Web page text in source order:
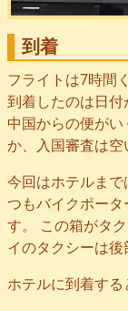
到着
フライトは7時間
到着したのは日
中国からの便が
か、入国審査は空
今回はホテルま
つもバイクポー
す。 この箱がタ
イのタクシーは後
ホテルに到着する